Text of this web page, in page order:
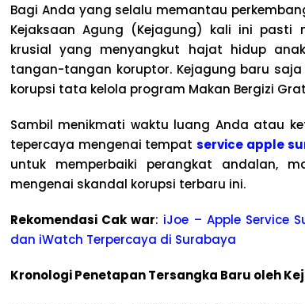
Bagi Anda yang selalu memantau
Kejaksaan Agung (Kejagung) kali ini pasti
krusial yang menyangkut hajat hidup
tangan-tangan koruptor. Kejagung baru
korupsi tata kelola program Makan Bergizi
Sambil menikmati waktu luang Anda atau
tepercaya mengenai tempatservice apple
untuk memperbaiki perangkat andalan,
mengenai skandal korupsi terbaru ini.
Rekomendasi Cak war: iJoe – Apple Service
dan iWatch Terpercaya di Surabaya
Kronologi Penetapan Tersangka Baru oleh